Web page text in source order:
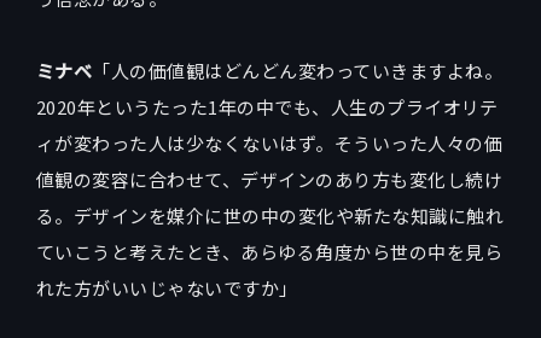
ミナベ 「人の価値観はどんどん変わっていきますよね。
2020年というたった1年の中でも、人生のプライオリテ
ィが変わった人は少なくないはず。そういった人々の価
値観の変容に合わせて、デザインのあり方も変化し続け
る。デザインを媒介に世の中の変化や新たな知識に触れ
ていこうと考えたとき、あらゆる角度から世の中を見ら
れた方がいいじゃないですか」